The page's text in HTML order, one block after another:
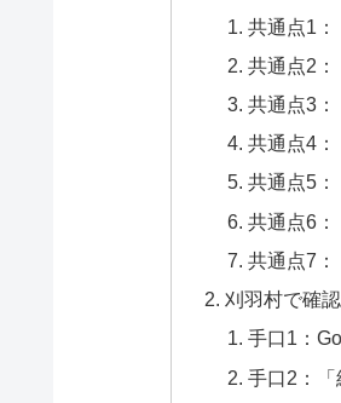
共通点1
共通点2
共通点3
共通点4
共通点5
共通点6
共通点7
刈羽村で確
手口1：
手口2：